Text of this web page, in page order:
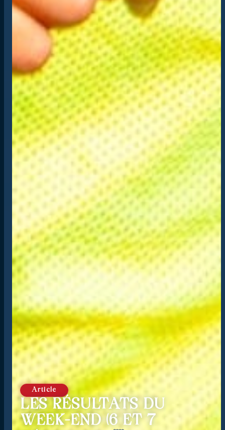
Article
LES RÉSULTATS DU
WEEK-END (6 ET 7